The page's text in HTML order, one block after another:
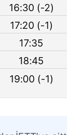
16:30 (-2)
17:20 (-1)
17:35
18:45
19:00 (-1)